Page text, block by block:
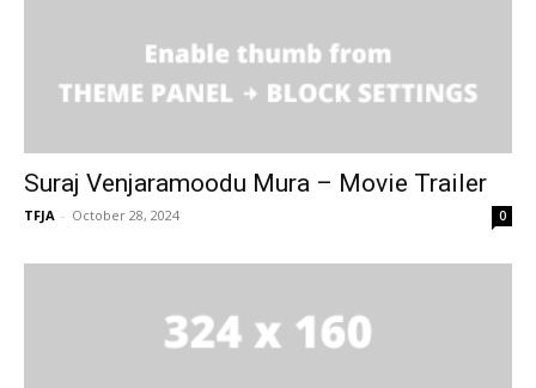
Suraj Venjaramoodu Mura – Movie Trailer
TFJA - October 28, 2024 0